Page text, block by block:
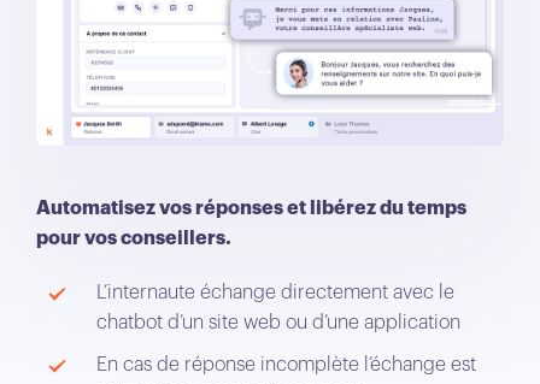
Automatisez vos réponses et libérez du temps
pour vos conseillers.
L’internaute échange directement avec le
chatbot d’un site web ou d’une application
En cas de réponse incomplète l’échange est